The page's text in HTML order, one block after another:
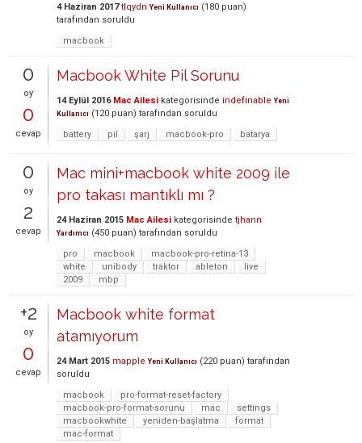
4 Haziran 2017 tlqydn Yeni Kullanıcı (180 puan)
tarafından soruldu
macbook
0
oy
0
cevap
Macbook White Pil Sorunu
14 Eylül 2016 Mac Ailesi kategorisinde indefinable Yeni
Kullanıcı (120 puan) tarafından soruldu
battery
pil şarj macbook-pro batarya
0
oy
2
cevap
Mac mini+macbook white 2009 ile
pro takası mantıklı mı ?
24 Haziran 2015 Mac Ailesi kategorisinde tjhann
Yardımcı (450 puan) tarafından soruldu
pro
macbook
macbook-pro-retina-13
white
unibody traktor ableton
live
2009
mbp
+2
oy
0
cevap
Macbook white format
atamıyorum
24 Mart 2015 mapple Yeni Kullanıcı (220 puan) tarafından
soruldu
macbook
pro-format-reset-factory
macbook-pro-format-sorunu
mac
settings
macbookwhite
yeniden-başlatma
format
mac-format